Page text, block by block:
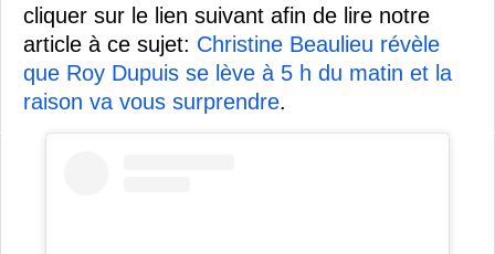
cliquer sur le lien suivant afin de lire notre
article à ce sujet: Christine Beaulieu révèle
que Roy Dupuis se lève à 5 h du matin et la
raison va vous surprendre.